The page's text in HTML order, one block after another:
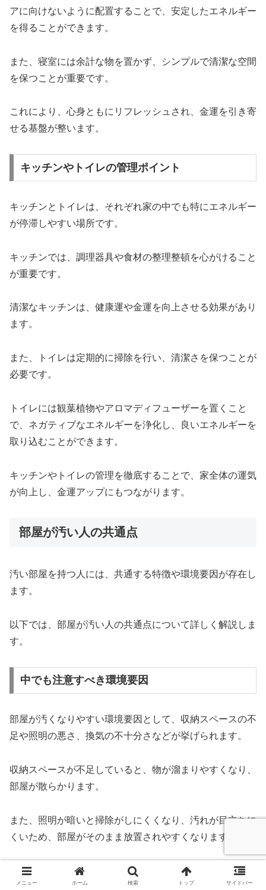
アに向けないように配置することで、安定したエネルギー
を得ることができます。
また、寝室には余計な物を置かず、シンプルで清潔な空間
を保つことが重要です。
これにより、心身ともにリフレッシュされ、金運を引き寄
せる基盤が整います。
キッチンやトイレの管理ポイント
キッチンとトイレは、それぞれ家の中でも特にエネルギー
が停滞しやすい場所です。
キッチンでは、調理器具や食材の整理整頓を心がけること
が重要です。
清潔なキッチンは、健康運や金運を向上させる効果があり
ます。
また、トイレは定期的に掃除を行い、清潔さを保つことが
必要です。
トイレには観葉植物やアロマディフューザーを置くこと
で、ネガティブなエネルギーを浄化し、良いエネルギーを
取り込むことができます。
キッチンやトイレの管理を徹底することで、家全体の運気
が向上し、金運アップにもつながります。
部屋が汚い人の共通点
汚い部屋を持つ人には、共通する特徴や環境要因が存在し
ます。
以下では、部屋が汚い人の共通点について詳しく解説しま
す。
中でも注意すべき環境要因
部屋が汚くなりやすい環境要因として、収納スペースの不
足や照明の悪さ、換気の不十分さなどが挙げられます。
収納スペースが不足していると、物が溜まりやすくなり、
部屋が散らかります。
また、照明が暗いと掃除がしにくくなり、汚れが目立ちに
くいため、部屋がそのまま放置されやすくなります。
換気が不十分だと湿気がこもり、カビやダニが発生しやす
くなるため、清潔さを保つことが難しくなります。
メニュー ホーム 検索 トップ サイドバー